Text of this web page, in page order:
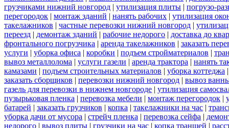
грузчиками нижний новгород | утилизация плиты | погрузо-
перегородок | монтаж зданий | нанять рабочих | утилизация
такелажников | частные перевозки нижний новгород |
переезд | демонтаж зданий | рабочие недорого | доставка до
фронтального погрузчика | аренда такелажников | заказать
услуги | уборка офиса | коробки | подъем стройматериалов |
вывоз металлолома | услуги газели | аренда трактора | нанять
камазами | подъем строительных материалов | уборка коттеджа
заказать сборщиков | перевозки нижний новгород | вывоз
газель для перевозки в нижнем новгороде | утилизация
пузырьковая пленка | перевозка мебели | монтаж перегородок |
батарей | заказать грузчиков | копка | такелажники на час |
уборка дачи от мусора | стрейч пленка | перевозка сейфа |
недорого | вывоз плиты | грузчики на час | копка траншей |